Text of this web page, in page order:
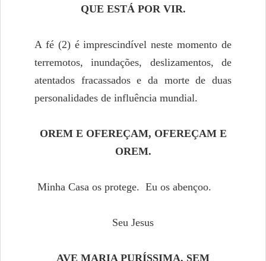
QUE ESTÁ POR VIR.
A fé (2) é imprescindível neste momento de
terremotos, inundações, deslizamentos, de
atentados fracassados e da morte de duas
personalidades de influência mundial.
OREM E OFEREÇAM, OFEREÇAM E
OREM.
Minha Casa os protege. Eu os abençoo.
Seu Jesus
AVE MARIA PURÍSSIMA, SEM